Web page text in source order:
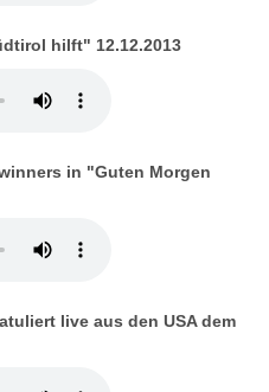
hilft" 12.12.2013
in "Guten Morgen
live aus den USA dem